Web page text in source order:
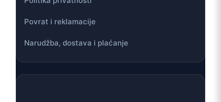
Povrat i reklamacije
Narudžba, dostava i plaćanje